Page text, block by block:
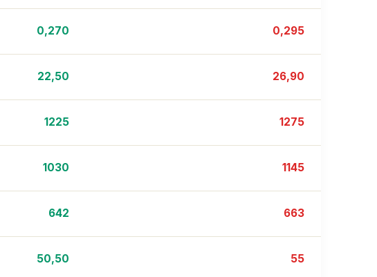
0,270 0,295
22,50 26,90
1225 1275
1030 1145
642 663
50,50 55